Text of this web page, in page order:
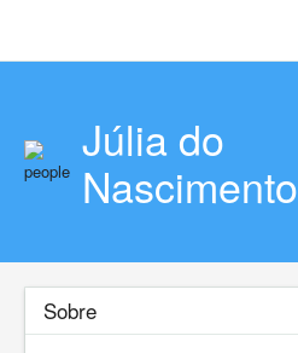
Júlia do
Nascimento
Sobre